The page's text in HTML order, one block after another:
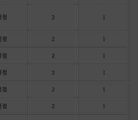
점 2 1
점 2 1
점 2 1
점 2 1
점 2 1
점 2 1